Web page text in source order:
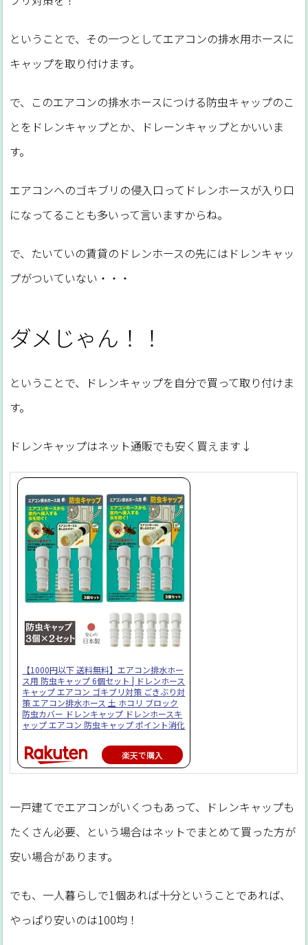
ということで、その一つとしてエアコンの排水用ホースに
キャップを取り付けます。
で、このエアコンの排水ホースにつける防虫キャップのこ
とをドレンキャップとか、ドレーンキャップとかいいま
す。
エアコンへのゴキブリの侵入口ってドレンホースが入り口
になってることも多いって言いますからね。
で、たいていの賃貸のドレンホースの先にはドレンキャッ
プがついていない・・・
ダメじゃん！！
ということで、ドレンキャップを自分で買って取り付けま
す。
ドレンキャップはネット通販でも安く買えます↓
【1000円以下 送料無料】エアコン排水ホー
ス用 防虫キャップ 6個セット | ドレンホース
キャップ エアコン ゴキブリ対策 ごきぶり対
策 エアコン排水ホース 土 ホコリ ブロック
防虫カバー ドレンキャップ ドレンホースキ
ャップ エアコン 防虫キャップ ポイント消化
楽天で購入
一戸建てでエアコンがいくつもあって、ドレンキャップも
たくさん必要、という場合はネットでまとめて買った方が
安い場合があります。
でも、一人暮らしで1個あれば十分ということであれば、
やっぱり安いのは100均！